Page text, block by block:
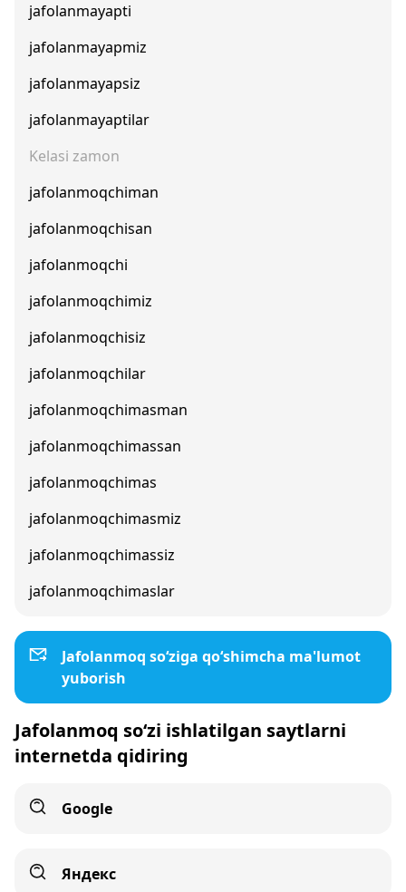
jafolanmayapti
jafolanmayapmiz
jafolanmayapsiz
jafolanmayaptilar
Kelasi zamon
jafolanmoqchiman
jafolanmoqchisan
jafolanmoqchi
jafolanmoqchimiz
jafolanmoqchisiz
jafolanmoqchilar
jafolanmoqchimasman
jafolanmoqchimassan
jafolanmoqchimas
jafolanmoqchimasmiz
jafolanmoqchimassiz
jafolanmoqchimaslar
Jafolanmoq so‘ziga qo‘shimcha ma'lumot
yuborish
Jafolanmoq so‘zi ishlatilgan saytlarni
internetda qidiring
Google
Яндекс